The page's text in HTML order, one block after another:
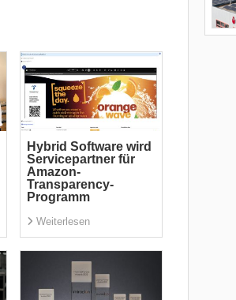
Hybrid Software wird
Servicepartner für
Amazon-
Transparency-
Programm
Weiterlesen